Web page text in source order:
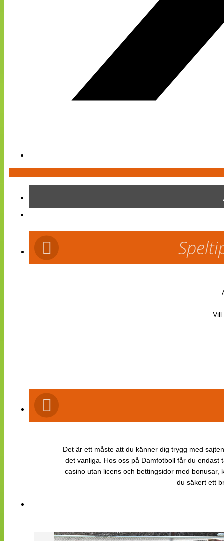
Vill
Det är ett måste att du känner dig trygg med
det vanliga. Hos oss på Damfotboll får du
casino utan licens och bettingsidor med
du säkert ett